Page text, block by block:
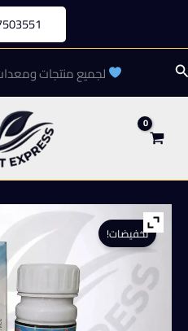
المحتوى
البحث لجميع منتجات
تخفيضات!